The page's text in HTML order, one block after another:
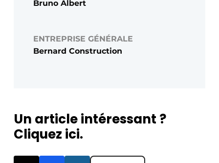
Bruno Albert
ENTREPRISE GÉNÉRALE
Bernard Construction
Un article intéressant ?
Cliquez ici.